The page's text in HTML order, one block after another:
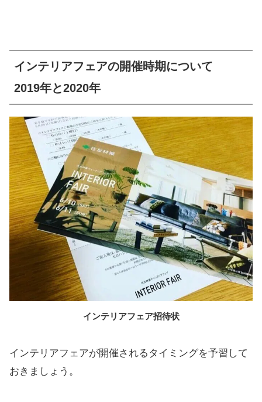
インテリアフェアの開催時期について
2019年と2020年
インテリアフェア招待状
インテリアフェアが開催されるタイミングを予習して
おきましょう。